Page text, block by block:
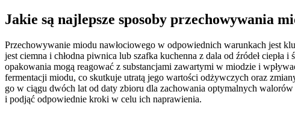
Jakie są najlepsze sposoby przechowywania
Przechowywanie miodu nawłociowego w odpowiednich warunkach jest
jest ciemna i chłodna piwnica lub szafka kuchenna z dala od źródeł
opakowania mogą reagować z substancjami zawartymi w miodzie i
fermentacji miodu, co skutkuje utratą jego wartości odżywczych oraz
go w ciągu dwóch lat od daty zbioru dla zachowania optymalnych
i podjąć odpowiednie kroki w celu ich naprawienia.